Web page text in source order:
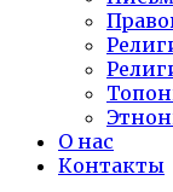
О нас
Контакты